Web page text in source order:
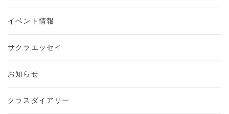
イベント情報
サクラエッセイ
お知らせ
クラスダイアリー